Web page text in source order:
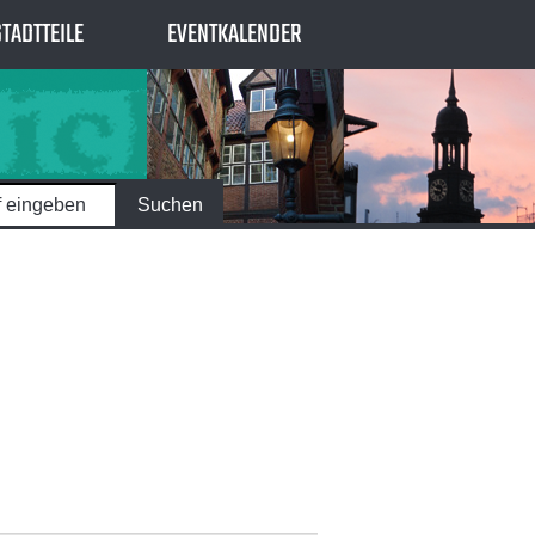
EVENTKALENDER